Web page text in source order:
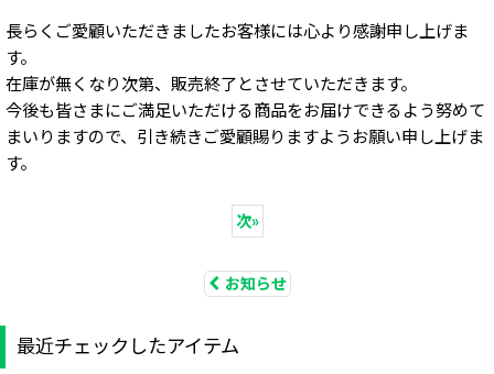
長らくご愛顧いただきましたお客様には心より感謝申し上げま
す。
在庫が無くなり次第、販売終了とさせていただきます。
今後も皆さまにご満足いただける商品をお届けできるよう努めて
まいりますので、引き続きご愛顧賜りますようお願い申し上げま
す。
次»
お知らせ
最近チェックしたアイテム